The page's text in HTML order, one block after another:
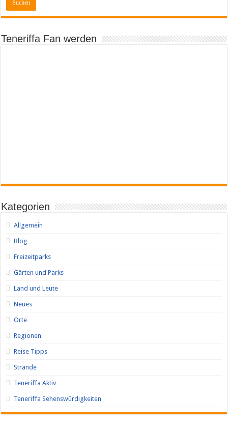
Teneriffa Fan werden
Kategorien
Allgemein
Blog
Freizeitparks
Gärten und Parks
Land und Leute
Neues
Orte
Regionen
Reise Tipps
Strände
Teneriffa Aktiv
Teneriffa Sehenswürdigkeiten